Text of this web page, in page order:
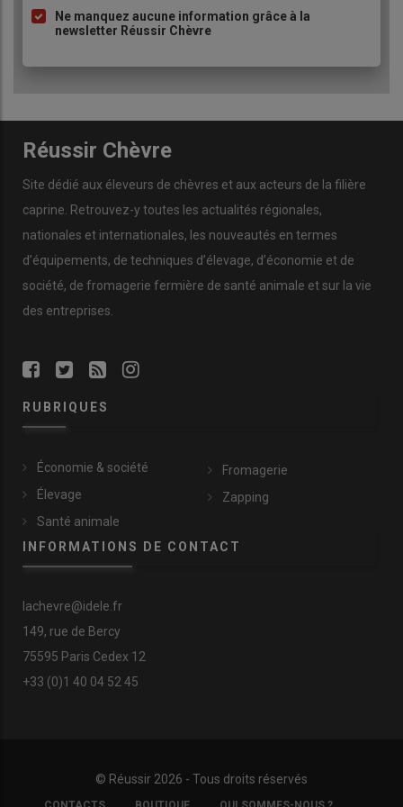
Ne manquez aucune information grâce à la
newsletter Réussir Chèvre
Réussir Chèvre
Site dédié aux éleveurs de chèvres et aux acteurs de la filière
caprine. Retrouvez-y toutes les actualités régionales,
nationales et internationales, les nouveautés en termes
d’équipements, de techniques d’élevage, d’économie et de
société, de fromagerie fermière de santé animale et sur la vie
des entreprises.
RUBRIQUES
Économie & société
Élevage
Santé animale
Fromagerie
Zapping
INFORMATIONS DE CONTACT
lachevre@idele.fr
149, rue de Bercy
75595 Paris Cedex 12
+33 (0)1 40 04 52 45
© Réussir 2026 - Tous droits réservés
FOOTER